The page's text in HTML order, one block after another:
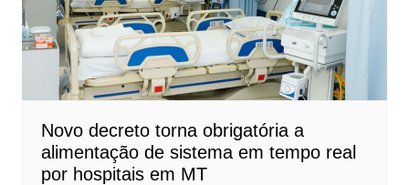
Novo decreto torna obrigatória a
alimentação de sistema em tempo real
por hospitais em MT